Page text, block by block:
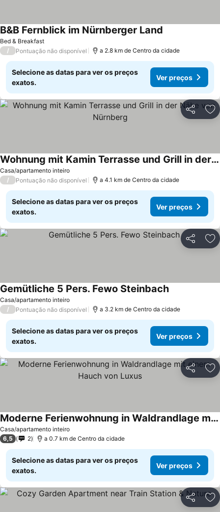
Bed & Breakfast
B&B Fernblick im Nürnberger Land
/ Pontuação não disponível a 2.8 km de Centro da cidade
Selecione as datas para ver os preços
exatos.
Ver preços
Partilhar
Casa/apartamento inteiro
Wohnung mit Kamin Terrasse und Grill in der Nähe von Nürnberg
/ Pontuação não disponível a 4.1 km de Centro da cidade
Selecione as datas para ver os preços
exatos.
Ver preços
Partilhar
Casa/apartamento inteiro
Gemütliche 5 Pers. Fewo Steinbach
/ Pontuação não disponível a 3.2 km de Centro da cidade
Selecione as datas para ver os preços
exatos.
Ver preços
Partilhar
Casa/apartamento inteiro
Moderne Ferienwohnung in Waldrandlage mit einem Hauch von Luxus
6,5 2 a 0.7 km de Centro da cidade
Selecione as datas para ver os preços
exatos.
Ver preços
Partilhar